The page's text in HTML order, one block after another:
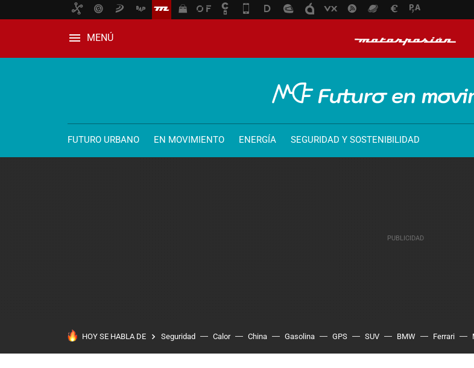
MENÚ
FUTURO URBANO EN MOVIMIENTO ENERGÍA SEGURIDAD Y SOSTENIBILIDAD
HOY SE HABLA DE Seguridad Calor China Gasolina GPS SUV BMW Ferrari